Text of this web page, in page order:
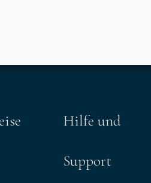
Hilfe und
Support